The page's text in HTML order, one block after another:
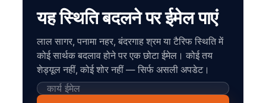
यह स्थिति बदलने पर ईमेल पाएं
लाल सागर, पनामा नहर, बंदरगाह श्रम या टैरिफ स्थिति में
कोई सार्थक बदलाव होने पर एक छोटा ईमेल। कोई तय
शेड्यूल नहीं, कोई शोर नहीं — सिर्फ असली अपडेट।